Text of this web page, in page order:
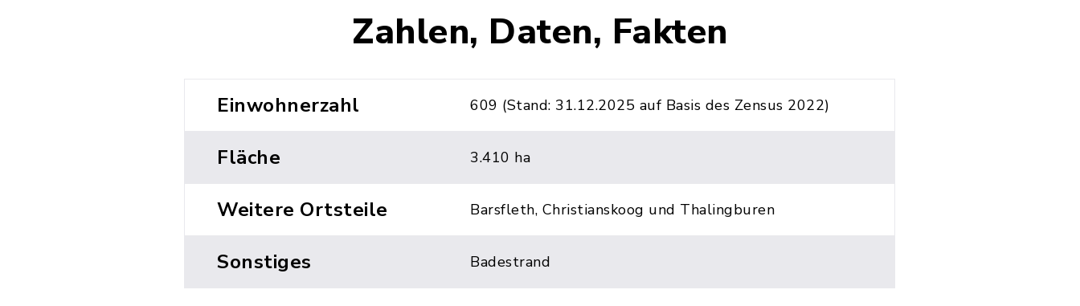
Zahlen, Daten, Fakten
Einwohnerzahl 609 (Stand: 31.12.2025 auf Basis des Zensus 2022)
Fläche 3.410 ha
Weitere Ortsteile Barsfleth, Christianskoog und Thalingburen
Sonstiges Badestrand